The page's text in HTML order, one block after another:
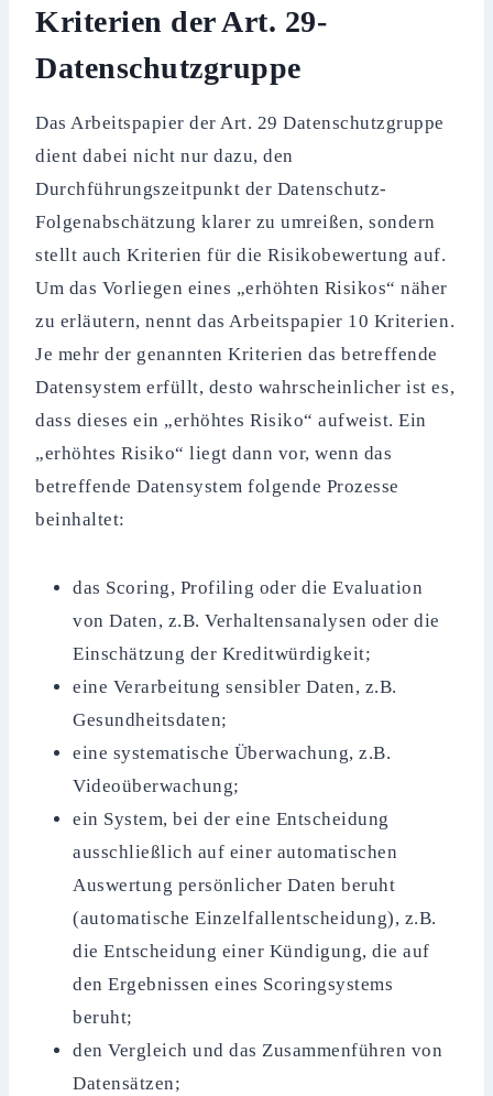
Kriterien der Art. 29-
Datenschutzgruppe
Das Arbeitspapier der Art. 29 Datenschutzgruppe
dient dabei nicht nur dazu, den
Durchführungszeitpunkt der Datenschutz-
Folgenabschätzung klarer zu umreißen, sondern
stellt auch Kriterien für die Risikobewertung auf.
Um das Vorliegen eines „erhöhten Risikos“ näher
zu erläutern, nennt das Arbeitspapier 10 Kriterien.
Je mehr der genannten Kriterien das betreffende
Datensystem erfüllt, desto wahrscheinlicher ist es,
dass dieses ein „erhöhtes Risiko“ aufweist. Ein
„erhöhtes Risiko“ liegt dann vor, wenn das
betreffende Datensystem folgende Prozesse
beinhaltet:
das Scoring, Profiling oder die Evaluation
von Daten, z.B. Verhaltensanalysen oder die
Einschätzung der Kreditwürdigkeit;
eine Verarbeitung sensibler Daten, z.B.
Gesundheitsdaten;
eine systematische Überwachung, z.B.
Videoüberwachung;
ein System, bei der eine Entscheidung
ausschließlich auf einer automatischen
Auswertung persönlicher Daten beruht
(automatische Einzelfallentscheidung), z.B.
die Entscheidung einer Kündigung, die auf
den Ergebnissen eines Scoringsystems
beruht;
den Vergleich und das Zusammenführen von
Datensätzen;